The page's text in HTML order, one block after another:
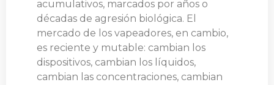
acumulativos, marcados por años o
décadas de agresión biológica. El
mercado de los vapeadores, en cambio,
es reciente y mutable: cambian los
dispositivos, cambian los líquidos,
cambian las concentraciones, cambian